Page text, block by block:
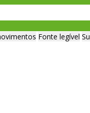
Fonte legível